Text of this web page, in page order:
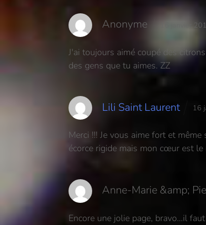
Anonyme 16 janvier
J'ai toujours aimé coupé des
des gens que tu aimes. ZZ
Lili Saint Laurent 16
Merci !!! Je vous aime fort et
écorce rigide mais mon cœur est
Anne-Marie &amp;
Encore une jolie page, bravo…il